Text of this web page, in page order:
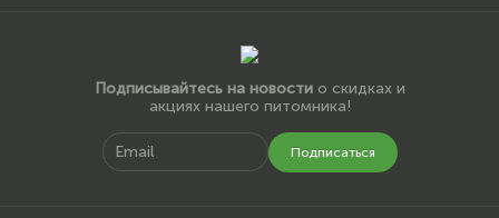
Подписывайтесь на новостио скидках и
акциях нашего питомника!
Подписаться